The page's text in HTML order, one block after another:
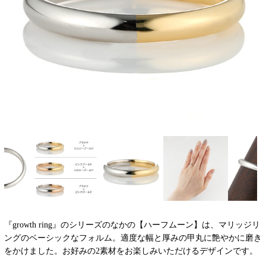
『growth ring』のシリーズのなかの【ハーフムーン】は、マリッジリ
ングのベーシックなフォルム。適度な幅と厚みの甲丸に艶やかに磨き
をかけました。お好みの2素材をお楽しみいただけるデザインです。